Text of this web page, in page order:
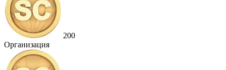
200
Организация